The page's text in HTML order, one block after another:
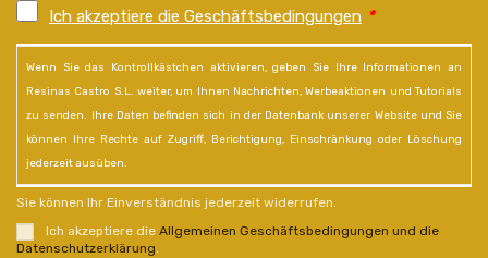
Ich akzeptiere die Geschäftsbedingungen *
Wenn Sie das Kontrollkästchen aktivieren, geben Sie Ihre Informationen an
Resinas Castro S.L. weiter, um Ihnen Nachrichten, Werbeaktionen und Tutorials
zu senden. Ihre Daten befinden sich in der Datenbank unserer Website und Sie
können Ihre Rechte auf Zugriff, Berichtigung, Einschränkung oder Löschung
jederzeit ausüben.
Sie können Ihr Einverständnis jederzeit widerrufen.
Ich akzeptiere die Allgemeinen Geschäftsbedingungen und die
Datenschutzerklärung.